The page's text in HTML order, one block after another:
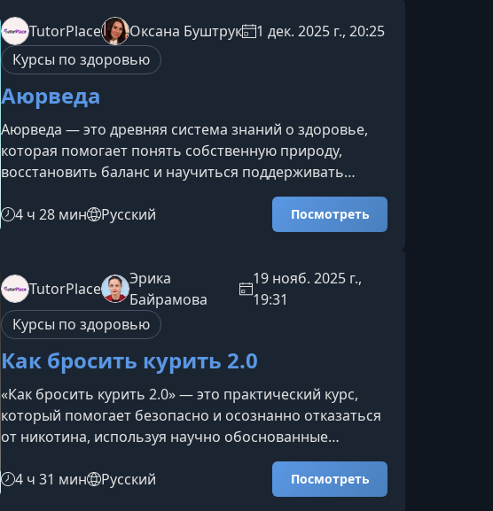
TutorPlace Оксана Буштрук
1 дек. 2025 г., 20:25
Курсы по здоровью
Аюрведа
Аюрведа — это древняя система знаний о здоровье,
которая помогает понять собственную природу,
восстановить баланс и научиться поддерживать
гармонию тела и разума каждый день. На курсе вы
узнаете, как определять доши, корректировать образ
жизни и применять аюрведические практики для
Основы Аюрведы и её ключевые принципы. Типы дош
и их влияние на физическое и эмоциональное
состояние. Методы оп
4 ч 28 мин Русский Посмотреть
TutorPlace
Эрика
Байрамова
19 нояб. 2025 г.,
19:31
Курсы по здоровью
Как бросить курить 2.0
«Как бросить курить 2.0» — это практический курс,
который помогает безопасно и осознанно отказаться
от никотина, используя научно обоснованные
методики. Он подходит тем, кто уже предпринимал
попытки, но сталкивался с откатами, а также тем, кто
хочет подготовиться и пройти путь мягко, без стресса
4 ч 31 мин Русский Посмотреть